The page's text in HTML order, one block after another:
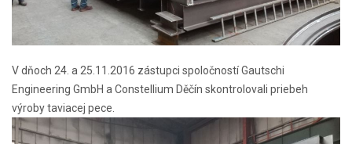
V dňoch 24. a 25.11.2016 zástupci spoločností Gautschi
Engineering GmbH a Constellium Děčín skontrolovali priebeh
výroby taviacej pece.